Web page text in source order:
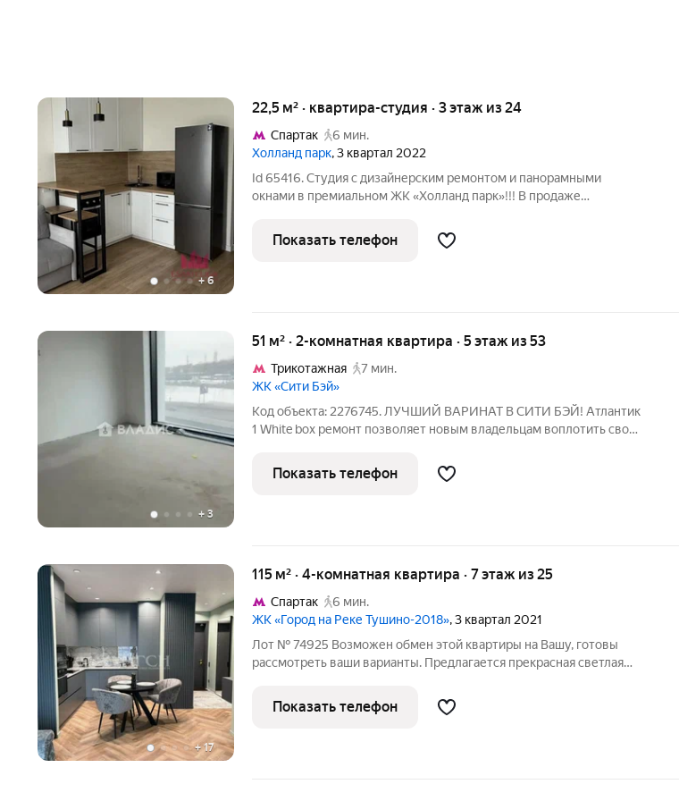
+ 6
22,5 м² · квартира-студия · 3 этаж из 24
Спартак
6 мин.
Холланд парк, 3 квартал 2022
Id 65416. Студия с дизайнерским ремонтом и панорамными
окнами в премиальном ЖК «Холланд парк»!!! В продаже
монолитном доме ЖК «Холланд парк» на Волоколамском шоссе.
Ключевая особенность и
Показать телефон
+ 3
51 м² · 2-комнатная квартира · 5 этаж из 53
Трикотажная
7 мин.
ЖК «Сити Бэй»
Код объекта: 2276745. ЛУЧШИЙ ВАРИНАТ В СИТИ БЭЙ! Атлантик
1 White box ремонт позволяет новым владельцам воплотить свои
отделку. Два совмещенных санузла. Ключи уже выданы. Окна
квартиры выходят
Показать телефон
+17
115 м² · 4-комнатная квартира · 7 этаж из 25
Спартак
6 мин.
ЖК «Город на Реке Тушино-2018», 3 квартал 2021
Лот № 74925 Возможен обмен этой квартиры на Вашу, готовы
рассмотреть ваши варианты. Предлагается прекрасная светлая
жилом комплексе Город на Реке Тушино-2018 , расположенном в
окружении парков,
Показать телефон